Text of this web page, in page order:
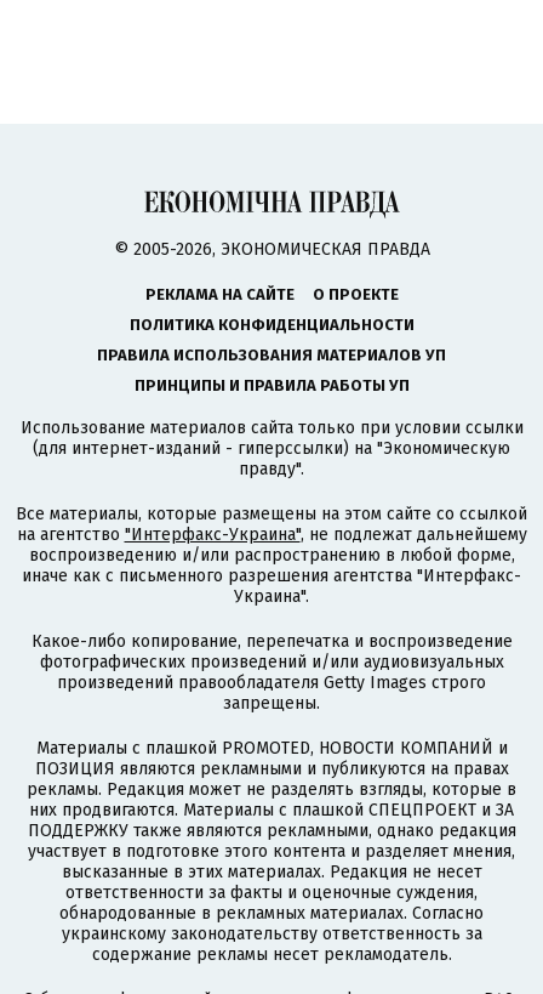
© 2005-2026, ЭКОНОМИЧЕСКАЯ ПРАВДА
РЕКЛАМА НА САЙТЕ
О ПРОЕКТЕ
ПОЛИТИКА КОНФИДЕНЦИАЛЬНОСТИ
ПРАВИЛА ИСПОЛЬЗОВАНИЯ МАТЕРИАЛОВ УП
ПРИНЦИПЫ И ПРАВИЛА РАБОТЫ УП
Использование материалов сайта только при условии ссылки
(для интернет-изданий - гиперссылки) на "Экономическую
правду".
Все материалы, которые размещены на этом сайте со ссылкой
на агентство "Интерфакс-Украина", не подлежат дальнейшему
воспроизведению и/или распространению в любой форме,
иначе как с письменного разрешения агентства "Интерфакс-
Украина".
Какое-либо копирование, перепечатка и воспроизведение
фотографических произведений и/или аудиовизуальных
произведений правообладателя Getty Images строго
запрещены.
Материалы с плашкой PROMOTED, НОВОСТИ КОМПАНИЙ и
ПОЗИЦИЯ являются рекламными и публикуются на правах
рекламы. Редакция может не разделять взгляды, которые в
них продвигаются. Материалы с плашкой СПЕЦПРОЕКТ и ЗА
ПОДДЕРЖКУ также являются рекламными, однако редакция
участвует в подготовке этого контента и разделяет мнения,
высказанные в этих материалах. Редакция не несет
ответственности за факты и оценочные суждения,
обнародованные в рекламных материалах. Согласно
украинскому законодательству ответственность за
содержание рекламы несет рекламодатель.